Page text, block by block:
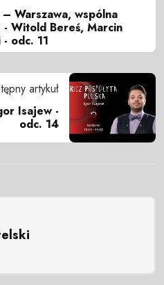
Warszawa, wspólna
- Witold Bereś, Marcin
odc. 11
artykuł
Isajew -
odc. 14